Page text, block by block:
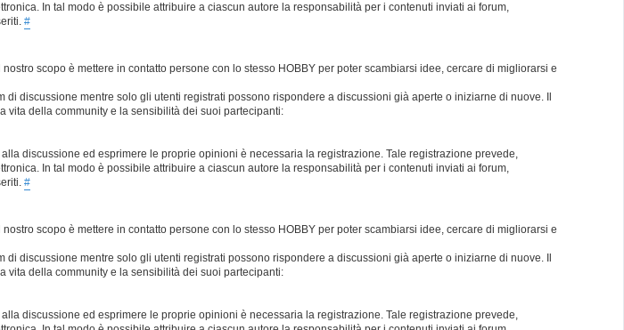
In tal modo è possibile attribuire a ciascun autore la responsabilità per i contenuti inviati ai forum,
#
scopo è mettere in contatto persone con lo stesso HOBBY per poter scambiarsi idee, cercare di migliorarsi e
discussione mentre solo gli utenti registrati possono rispondere a discussioni già aperte o iniziarne di nuove. Il
vita della community e la sensibilità dei suoi partecipanti:
discussione ed esprimere le proprie opinioni è necessaria la registrazione. Tale registrazione prevede,
In tal modo è possibile attribuire a ciascun autore la responsabilità per i contenuti inviati ai forum,
#
scopo è mettere in contatto persone con lo stesso HOBBY per poter scambiarsi idee, cercare di migliorarsi e
discussione mentre solo gli utenti registrati possono rispondere a discussioni già aperte o iniziarne di nuove. Il
vita della community e la sensibilità dei suoi partecipanti:
discussione ed esprimere le proprie opinioni è necessaria la registrazione. Tale registrazione prevede,